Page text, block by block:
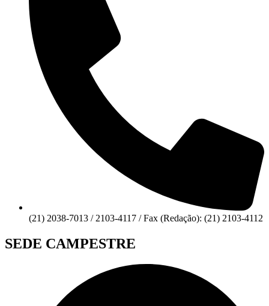
(21) 2038-7013 / 2103-4117 / Fax (Redação): (21) 2103-4112
SEDE CAMPESTRE